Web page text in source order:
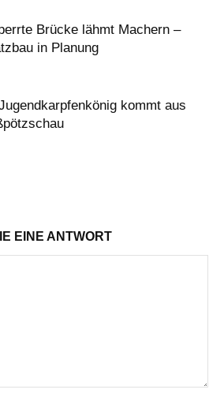
Brücke lähmt Machern –
in Planung
kommt aus
EINE ANTWORT